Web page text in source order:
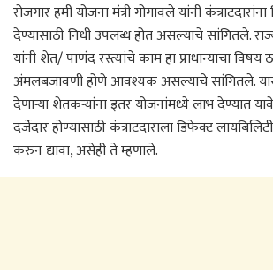
रोजगार हमी योजना मंत्री गोगावले यांनी
देण्यासाठी निधी उपलब्ध होत असल्याचे सांगितले.
यांनी शेत/ पाणंद रस्त्यांचे काम हा प्राधान्याचा विषय
अंमलबजावणी होणे आवश्यक असल्याचे सांगितले.
देणाऱ्या शेतकऱ्यांना इतर योजनांमध्ये लाभ देण्यात
दर्जेदार होण्यासाठी कंत्राटदाराला डिफेक्ट
करुन द्यावा, असेही ते म्हणाले.